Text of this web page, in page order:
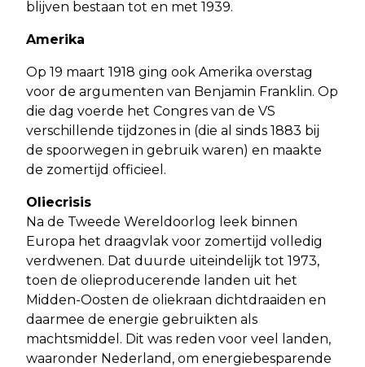
blijven bestaan tot en met 1939.
Amerika
Op 19 maart 1918 ging ook Amerika overstag
voor de argumenten van Benjamin Franklin. Op
die dag voerde het Congres van de VS
verschillende tijdzones in (die al sinds 1883 bij
de spoorwegen in gebruik waren) en maakte
de zomertijd officieel.
Oliecrisis
Na de Tweede Wereldoorlog leek binnen
Europa het draagvlak voor zomertijd volledig
verdwenen. Dat duurde uiteindelijk tot 1973,
toen de olieproducerende landen uit het
Midden-Oosten de oliekraan dichtdraaiden en
daarmee de energie gebruikten als
machtsmiddel. Dit was reden voor veel landen,
waaronder Nederland, om energiebesparende